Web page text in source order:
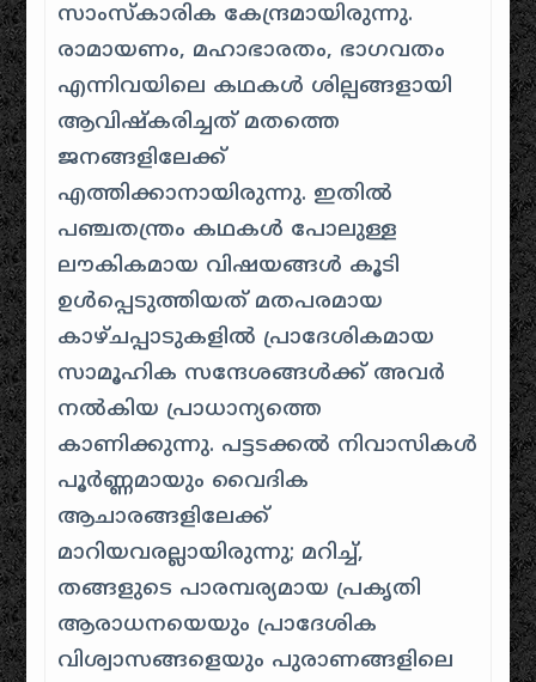
സാംസ്കാരിക കേന്ദ്രമായിരുന്നു.
രാമായണം, മഹാഭാരതം, ഭാഗവതം
എന്നിവയിലെ കഥകൾ ശില്പങ്ങളായി
ആവിഷ്കരിച്ചത് മതത്തെ
ജനങ്ങളിലേക്ക്
എത്തിക്കാനായിരുന്നു. ഇതിൽ
പഞ്ചതന്ത്രം കഥകൾ പോലുള്ള
ലൗകികമായ വിഷയങ്ങൾ കൂടി
ഉൾപ്പെടുത്തിയത് മതപരമായ
കാഴ്ചപ്പാടുകളിൽ പ്രാദേശികമായ
സാമൂഹിക സന്ദേശങ്ങൾക്ക് അവർ
നൽകിയ പ്രാധാന്യത്തെ
കാണിക്കുന്നു. പട്ടടക്കൽ നിവാസികൾ
പൂർണ്ണമായും വൈദിക
ആചാരങ്ങളിലേക്ക്
മാറിയവരല്ലായിരുന്നു; മറിച്ച്,
തങ്ങളുടെ പാരമ്പര്യമായ പ്രകൃതി
ആരാധനയെയും പ്രാദേശിക
വിശ്വാസങ്ങളെയും പുരാണങ്ങളിലെ